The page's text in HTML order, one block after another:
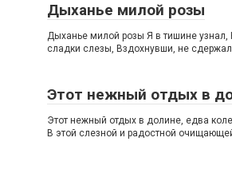
Дыханье милой розы
Дыханье милой розы Я в тишине узнал,
сладки слезы, Вздохнувши, не
Этот нежный отдых в
Этот нежный отдых в долине, едва
В этой слезной и радостной